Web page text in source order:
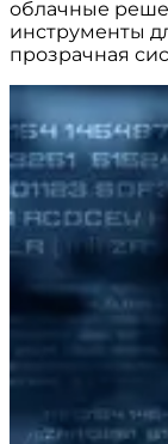
облачные
инструменты
прозрачная